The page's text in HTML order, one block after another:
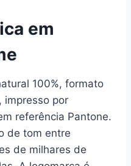
em
100%, formato
impresso por
referência Pantone.
de tom entre
de milhares de